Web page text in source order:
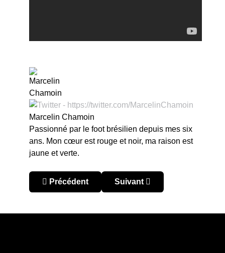
Marcelin Chamoin
Passionné par le foot brésilien depuis mes six
ans. Mon cœur est rouge et noir, ma raison est
jaune et verte.
Article précédent : Djalma Santos, le pionnier
Précédent Article suivant : 2002, la
Suivant